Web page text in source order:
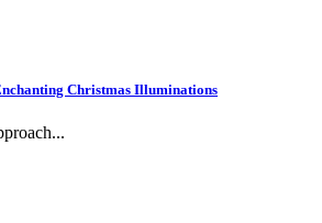
Christmas Illuminations